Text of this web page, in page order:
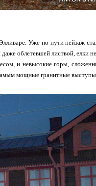
Уже по пути пейзаж
облетевшей листвой, елки
и невысокие горы,
мощные гранитные